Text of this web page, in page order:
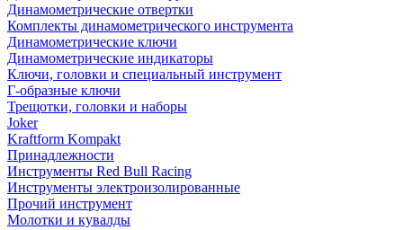
Динамометрические отвертки
Комплекты динамометрического инструмента
Динамометрические ключи
Динамометрические индикаторы
Ключи, головки и специальный инструмент
Г-образные ключи
Трещотки, головки и наборы
Joker
Kraftform Kompakt
Принадлежности
Инструменты Red Bull Racing
Инструменты электроизолированные
Прочий инструмент
Молотки и кувалды